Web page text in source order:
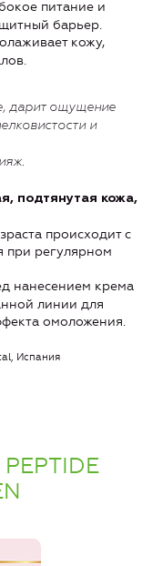
питание и
барьер.
кожу,
дарит ощущение
и
подтянутая кожа,
происходит с
при регулярном
нанесением крема
линии для
омоложения.
Испания
PEPTIDE